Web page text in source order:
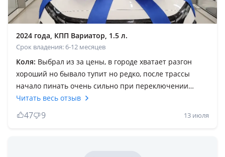
2024 года, КПП Вариатор, 1.5 л.
Срок владения: 6-12 месяцев
Коля: Выбрал из за цены, в городе хватает разгон
хороший но бывало тупит но редко, после трассы
начало пинать очень сильно при переключении
селектора на D, официалы говорят что это нормально
и ничего не предпринимают. До этого были пробелы с
шумом в ходовой тоже ели устранили заменили
Читать весь отзыв
47 9 13 июля